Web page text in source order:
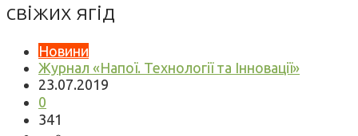
свіжих ягід
Новини
Журнал «Напої. Технології та Інновації»
23.07.2019
0
341